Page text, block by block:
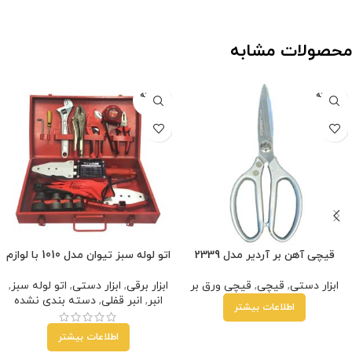
محصولات مشابه
فروخته
شده
قیچی آهن بر آردیر مدل 2339
ابزار دستی, قیچی, قیچی ورق بر
اطلاعات بیشتر
فروخته
شده
اتو لوله سبز تیوان مدل 1010 با لوازم
ابزار برقی, ابزار دستی, اتو لوله سبز,
انبر, انبر قفلی,دسته بندی نشده
اطلاعات بیشتر